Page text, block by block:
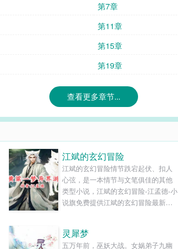
第7章
第11章
第15章
第19章
查看更多章节...
江斌的玄幻冒险
江斌的玄幻冒险情节跌宕起伏、扣人
心弦，是一本情节与文笔俱佳的其他
类型小说，江斌的玄幻冒险-江孟德-小
说旗免费提供江斌的玄幻冒险最新清
灵犀梦
五万年前，巫妖大战。女娲弟子九幽